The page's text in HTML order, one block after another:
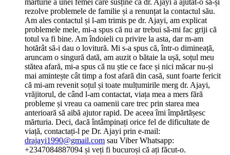
mărturie a unei femei care susține că dr. Ajayi a ajutat-o ​​să-și
rezolve problemele de familie și a renunțat la contactul său.
Am ales contactul și l-am trimis pe dr. Ajayi, am explicat
problemele mele, mi-a spus că nu ar trebui să-mi fac griji că
totul va fi bine. Am îndoieli cu privire la asta, dar m-am
hotărât să-i dau o lovitură. Mi s-a spus că, într-o dimineață,
aruncam o singură dată, am auzit o bătaie la ușă, soțul meu
stătea afară, mi-a spus că nu știe ce face și nici măcar nu-și
mai amintește cât timp a fost afară din casă, sunt foarte fericit
că mi-am revenit soțul și toate mulțumirile merg dr. Ajayi,
vrăjitorul, de când l-am contactat, viața mea a mers fără
probleme și vreau ca oamenii care trec prin starea mea
anterioară să aibă ajutor rapid. De aceea îmi împărtășesc
mărturia. Deci, dacă întâmpinați orice fel de dificultate de
viață, contactați-l pe Dr. Ajayi prin e-mail:
drajayi1990@gmail.com sau Viber Whatsapp:
+2347084887094 și veți fi bucuroși că ați făcut-o.